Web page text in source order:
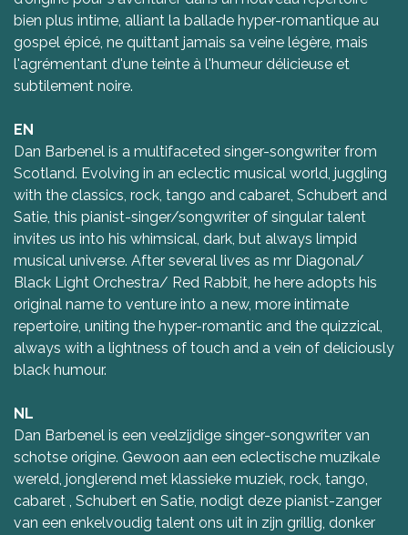
bien plus intime, alliant la ballade hyper-romantique au
gospel épicé, ne quittant jamais sa veine légère, mais
l'agrémentant d'une teinte à l'humeur délicieuse et
subtilement noire.
EN
Dan Barbenel is a multifaceted singer-songwriter from
Scotland. Evolving in an eclectic musical world, juggling
with the classics, rock, tango and cabaret, Schubert and
Satie, this pianist-singer/songwriter of singular talent
invites us into his whimsical, dark, but always limpid
musical universe. After several lives as mr Diagonal/
Black Light Orchestra/ Red Rabbit, he here adopts his
original name to venture into a new, more intimate
repertoire, uniting the hyper-romantic and the quizzical,
always with a lightness of touch and a vein of deliciously
black humour.
NL
Dan Barbenel is een veelzijdige singer-songwriter van
schotse origine. Gewoon aan een eclectische muzikale
wereld, jonglerend met klassieke muziek, rock, tango,
cabaret , Schubert en Satie, nodigt deze pianist-zanger
van een enkelvoudig talent ons uit in zijn grillig, donker